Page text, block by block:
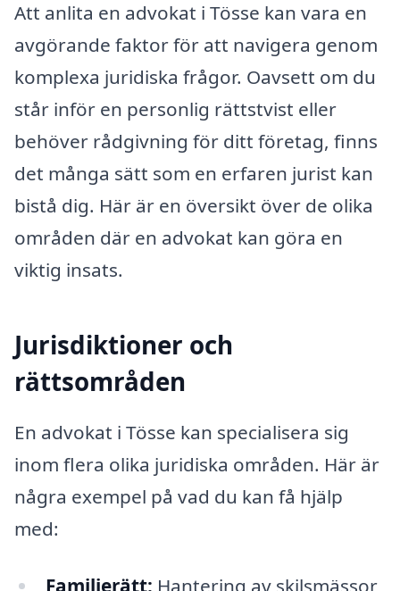
Att anlita en advokat i Tösse kan vara en
avgörande faktor för att navigera genom
komplexa juridiska frågor. Oavsett om du
står inför en personlig rättstvist eller
behöver rådgivning för ditt företag, finns
det många sätt som en erfaren jurist kan
bistå dig. Här är en översikt över de olika
områden där en advokat kan göra en
viktig insats.
Jurisdiktioner och
rättsområden
En advokat i Tösse kan specialisera sig
inom flera olika juridiska områden. Här är
några exempel på vad du kan få hjälp
med:
Familjerätt: Hantering av skilsmässor,